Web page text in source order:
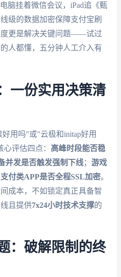
脑挂着微信会议，iPad追《甄
级的数据加密保障支付宝刷
度更是解决关键问题——试过
人都懂，五分钟人工介入有
一份实用决策清
用吗"或"云极和initap好用
评估四点： 高峰时段能否稳
并发是否触发强制下线； 游戏
支付类APP是否全程SSL加密。
成本，不如锁定真正具备智
且提供7x24小时技术支撑的
：破解限制的终